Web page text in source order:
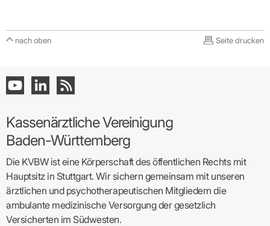
nach oben Seite drucken
Kassenärztliche Vereinigung
Baden-Württemberg
Die KVBW ist eine Körperschaft des öffentlichen Rechts mit
Hauptsitz in Stuttgart. Wir sichern gemeinsam mit unseren
ärztlichen und psychotherapeutischen Mitgliedern die
ambulante medizinische Versorgung der gesetzlich
Versicherten im Südwesten.